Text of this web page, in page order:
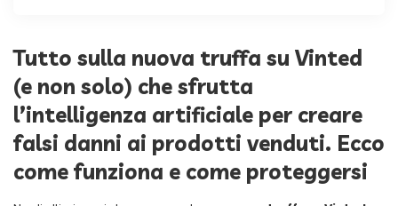
Tutto sulla nuova truffa su Vinted
(e non solo) che sfrutta
l’intelligenza artificiale per creare
falsi danni ai prodotti venduti. Ecco
come funziona e come proteggersi